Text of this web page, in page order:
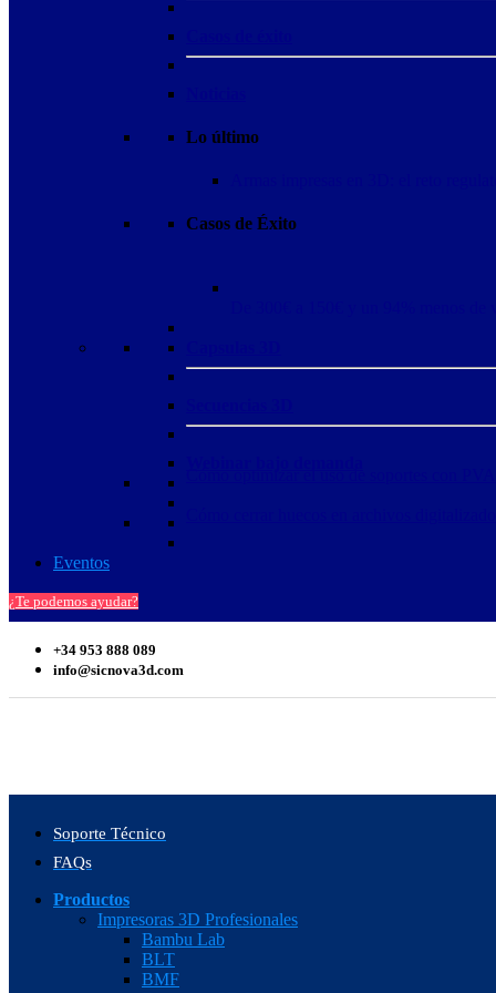
Lo último
Casos de Éxito
De 300€ a 150€ y un 94% menos
Eventos
¿Te podemos ayudar?
+34 953 888 089
info@sicnova3d.com
Soporte Técnico
FAQs
Productos
Impresoras 3D Profesionales
Bambu Lab
BLT
BMF